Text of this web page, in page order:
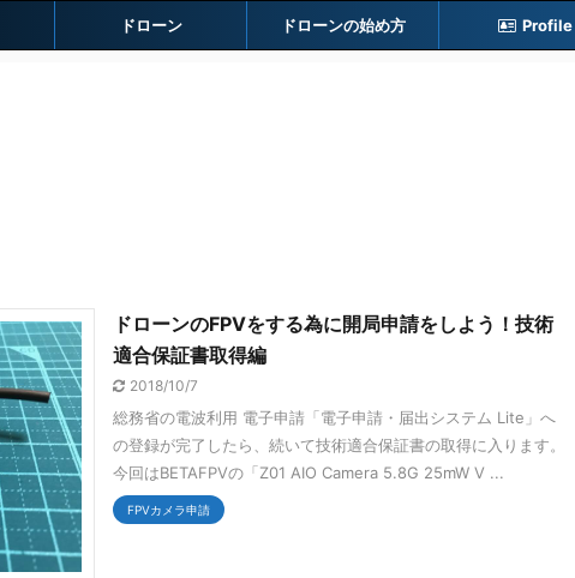
ドローン ドローンの始め方 Profile
ドローンのFPVをする為に開局申請をしよう！技術
適合保証書取得編
2018/10/7
総務省の電波利用 電子申請「電子申請・届出システム Lite」へ
の登録が完了したら、続いて技術適合保証書の取得に入ります。
今回はBETAFPVの「Z01 AIO Camera 5.8G 25mW V ...
FPVカメラ申請